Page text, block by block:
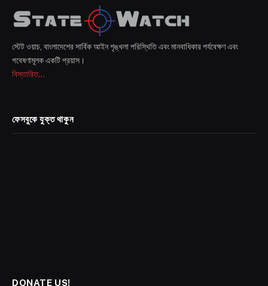
স্টেট ওয়াচ, বাংলাদেশের সার্বিক আইন শৃঙ্খলা পরিস্থিতি এবং মানবাধিকার পর্যবেক্ষণ এবং
গবেষণামূলক একটি প্রয়াস।
বিস্তারিত...
ফেসবুকে যুক্ত থাকুন
DONATE US!